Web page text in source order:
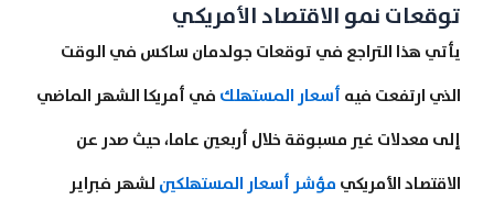
توقعات نمو الاقتصاد الأمريكي
يأتي هذا التراجع في توقعات جولدمان ساكس في الوقت
الذي ارتفعت فيه أسعار المستهلك في أمريكا الشهر الماضي
إلى معدلات غير مسبوقة خلال أربعين عاما، حيث صدر عن
الاقتصاد الأمريكي مؤشر أسعار المستهلكين لشهر فبراير